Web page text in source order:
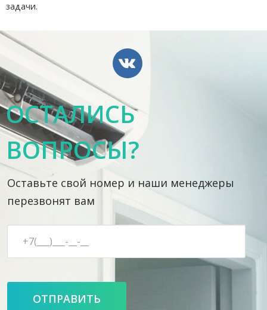
задачи.
ОСТАЛИСЬ
ВОПРОСЫ?
Оставьте свой номер и наши менеджеры
перезвонят вам